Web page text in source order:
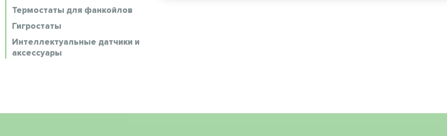
Термостаты для фанкойлов
Гигростаты
Интеллектуальные датчики и
аксессуары